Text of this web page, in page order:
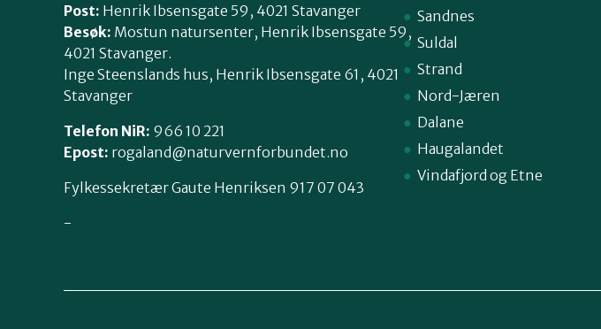
Post: Henrik Ibsensgate 59, 4021 Stavanger
Besøk: Mostun natursenter, Henrik Ibsensgate 59,
4021 Stavanger.
Inge Steenslands hus, Henrik Ibsensgate 61, 4021
Stavanger
Telefon NiR: 966 10 221
Epost: rogaland@naturvernforbundet.no
Fylkessekretær Gaute Henriksen 917 07 043
-
Sandnes
Suldal
Strand
Nord-Jæren
Dalane
Haugalandet
Vindafjord og Etne